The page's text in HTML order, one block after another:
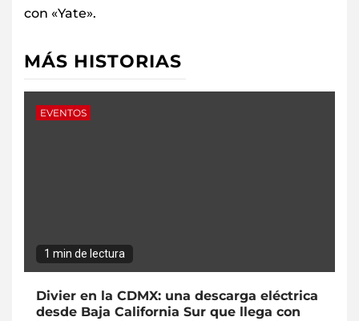
con «Yate».
MÁS HISTORIAS
EVENTOS
1 min de lectura
Divier en la CDMX: una descarga eléctrica
desde Baja California Sur que llega con